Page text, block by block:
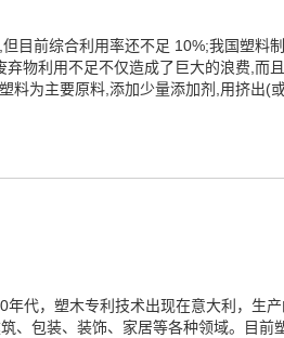
目前综合利用率还不足 10%;我国塑料
物利用不足不仅造成了巨大的浪费,而
为主要原料,添加少量添加剂,用挤出(或
代，塑木专利技术出现在意大利，生
、包装、装饰、家居等各种领域。目前